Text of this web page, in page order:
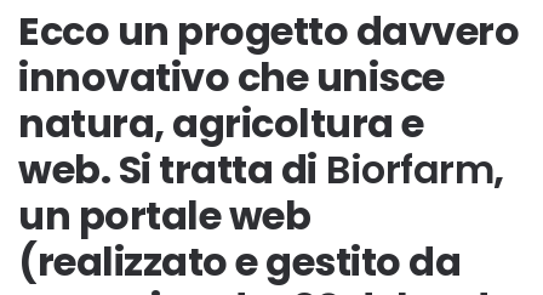
Ecco un progetto davvero
innovativo che unisce
natura, agricoltura e
web. Si tratta di Biorfarm,
un portale web
(realizzato e gestito da